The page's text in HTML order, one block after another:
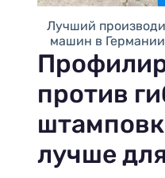
Лучший
машин в
против
лучше